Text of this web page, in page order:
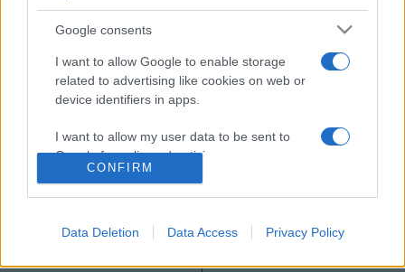
Google consents
I want to allow Google to enable storage
related to advertising like cookies on web or
device identifiers in apps.
I want to allow my user data to be sent to
Google for online advertising purposes.
related to analytics like cookies on web or
CONFIRM
Data Deletion Data Access Privacy Policy
MEGOSZTÁS